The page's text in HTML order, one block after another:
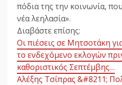
πόδια της την κοινωνία,
νέα λεηλασία».
Διαβάστε επίσης:
Οι πιέσεις σε Μητσοτάκη
το ενδεχόμενο εκλογών
καθοριστικός Σεπτέμβης…
Αλέξης Τσίπρας &#8211;